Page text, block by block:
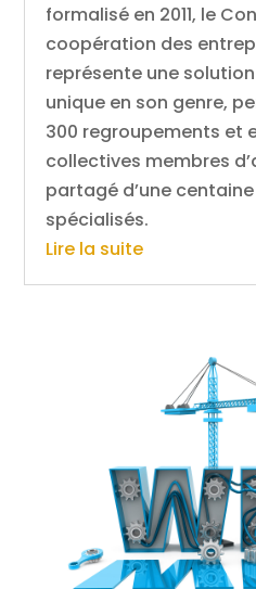
formalisé en 2011, le
coopération des
représente une
unique en son genre,
300 regroupements et
collectives membres
partagé d’une
spécialisés.
Lire la suite